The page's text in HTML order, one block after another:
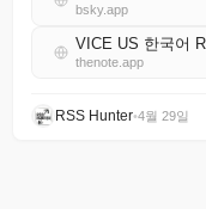
bsky.app
VICE US 한국어
thenote.app
RSS Hunter•4월 29일